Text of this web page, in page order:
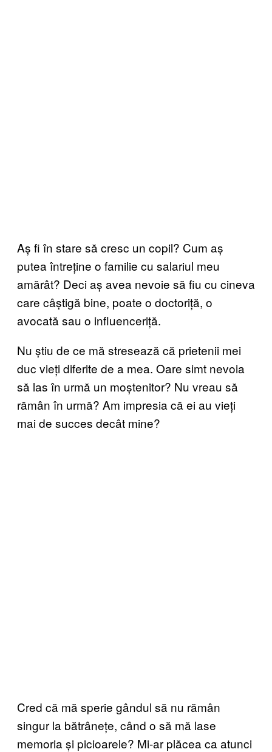
Aș fi în stare să cresc un copil? Cum aș
putea întreține o familie cu salariul meu
amărât? Deci aș avea nevoie să fiu cu cineva
care câștigă bine, poate o doctoriță, o
avocată sau o influenceriță.
Nu știu de ce mă stresează că prietenii mei
duc vieți diferite de a mea. Oare simt nevoia
să las în urmă un moștenitor? Nu vreau să
rămân în urmă? Am impresia că ei au vieți
mai de succes decât mine?
Cred că mă sperie gândul să nu rămân
singur la bătrânețe, când o să mă lase
memoria și picioarele? Mi-ar plăcea ca atunci